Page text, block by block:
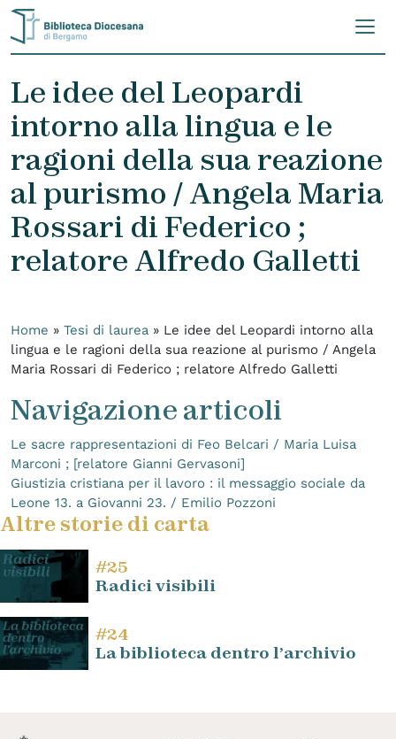
Skip to content
Le idee del Leopardi
intorno alla lingua e le
ragioni della sua reazione
al purismo / Angela Maria
Rossari di Federico ;
relatore Alfredo Galletti
Home » Tesi di laurea » Le idee del Leopardi intorno alla
lingua e le ragioni della sua reazione al purismo / Angela
Maria Rossari di Federico ; relatore Alfredo Galletti
Navigazione articoli
Le sacre rappresentazioni di Feo Belcari / Maria Luisa
Marconi ; [relatore Gianni Gervasoni]
Giustizia cristiana per il lavoro : il messaggio sociale da
Leone 13. a Giovanni 23. / Emilio Pozzoni
Altre storie di carta
#25
Radici visibili
#24
La biblioteca dentro l’archivio